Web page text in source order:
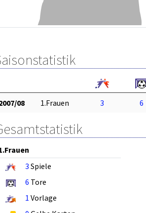
08 1.Frauen 3 6
3 Spiele
6 Tore
1 Vorlage